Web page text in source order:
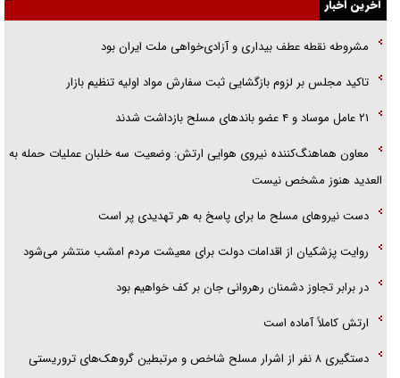
گزارش «جوان» از قوانین سخت‌گیرانه ۶ قاره در برابر یورش به پاسگاه‌های
آخرین اخبار
مشروطه نقطه عطف بیداری و آزادی‌خواهی ملت ایران بود
تاکید مجلس بر لزوم بازگشایی ثبت سفارش مواد اولیه تنظیم بازار
۲۱ عامل موساد و ۴ عضو باند‌های مسلح بازداشت شدند
معاون هماهنگ‌کننده نیروی هوایی ارتش: وضعیت سه خلبان عملیات حمله به
العدید هنوز مشخص نیست
دست نیرو‌های مسلح ما برای پاسخ به هر تهدیدی پر است
روایت پزشکیان از اقدامات دولت برای معیشت مردم امشب منتشر می‌شود
در برابر تجاوز دشمنان رهروانی جان بر کف خواهیم بود
ارتش کاملاً آماده است
دستگیری ۸ نفر از اشرار مسلح شاخص و مرتبطین گروهک‌های تروریستی